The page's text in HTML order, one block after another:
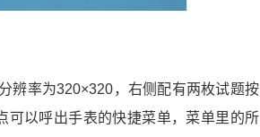
辨率为320×320，右侧配有两枚试题按
可以呼出手表的快捷菜单，菜单里的所